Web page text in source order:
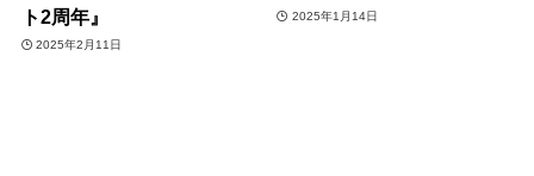
ト2周年』
2025年2月11日
2025年1月14日